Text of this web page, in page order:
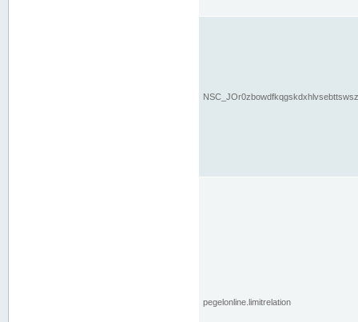
pegelonline.limitrelation